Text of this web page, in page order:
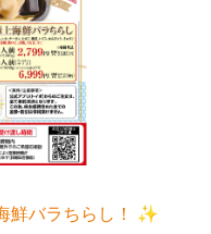
鮮バラちらし！ ✨